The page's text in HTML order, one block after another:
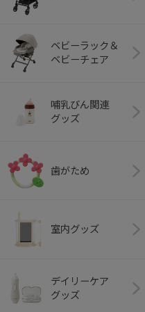
ベビーラック＆
ベビーチェア
哺乳びん関連
グッズ
歯がため
室内グッズ
デイリーケア
グッズ